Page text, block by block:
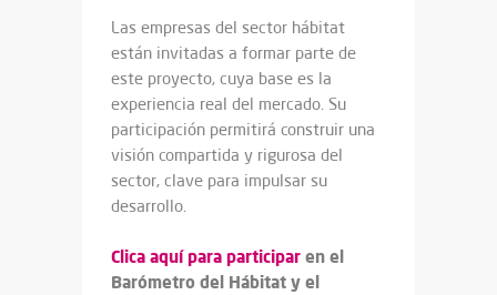
Las empresas del sector hábitat
están invitadas a formar parte de
este proyecto, cuya base es la
experiencia real del mercado. Su
participación permitirá construir una
visión compartida y rigurosa del
sector, clave para impulsar su
desarrollo.
Clica aquí para participar en el
Barómetro del Hábitat y el